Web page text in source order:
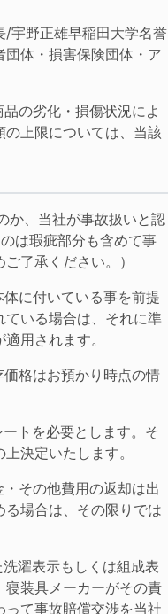
/宇野正雄早稲田大学名誉
体・損害保険団体・ア
の劣化・損傷状況によ
上限については、当該
か、当社が事故扱いと認
は瑕疵部分も含めて事
了承ください。）
に付いている事を前提
いる場合は、それに準
用されます。
格はお預かり時点の情
トを必要とします。そ
決定いたします。
その他費用の返却は出
場合は、その限りでは
濯表示もしくは組成表
装具メーカーがその責
て事故賠償交渉を当社